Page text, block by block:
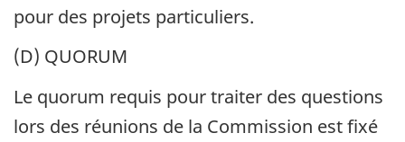
pour des projets particuliers.
(D) QUORUM
Le quorum requis pour traiter des questions
lors des réunions de la Commission est fixé